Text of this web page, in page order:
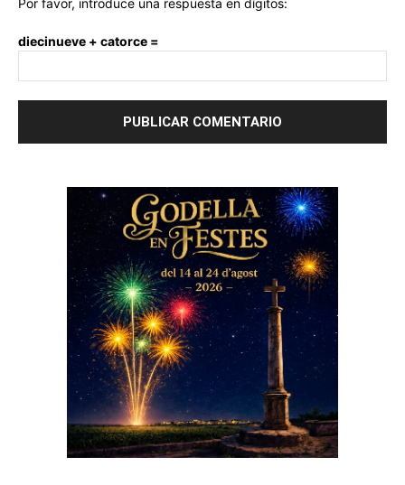
diecinueve + catorce =